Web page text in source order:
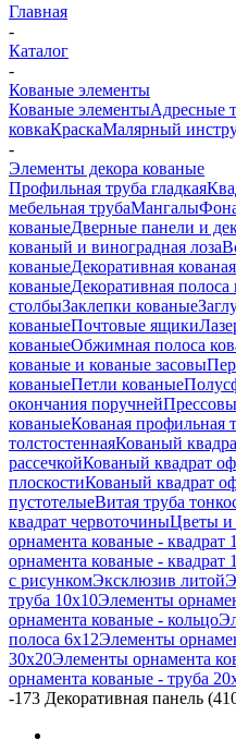
Главная
-
Каталог
-
Кованые элементы
Кованые элементыАдресные
ковкаКраскаМалярный
-
Элементы декора кованые
Профильная труба гладкая
мебельная трубаМангалы
кованыеДверные панели и
кованый и виноградная лоза
кованыеДекоративная
кованыеДекоративная
столбыЗаклепки кованые
кованыеПочтовые ящики
кованыеОбжимная полоса
кованые и кованые засовы
кованыеПетли кованые
окончания поручней
кованыеКованая профильная
толстостеннаяКованый
рассечкойКованый квадрат
плоскостиКованый квадрат
пустотелыеВитая труба
квадрат червоточиныЦветы и
орнамента кованые - квадрат
орнамента кованые - квадрат
с рисункомЭксклюзив литой
труба 10х10Элементы
орнамента кованые - кольцо
полоса 6х12Элементы
30х20Элементы орнамента
орнамента кованые - труба
-173 Декоративная панель